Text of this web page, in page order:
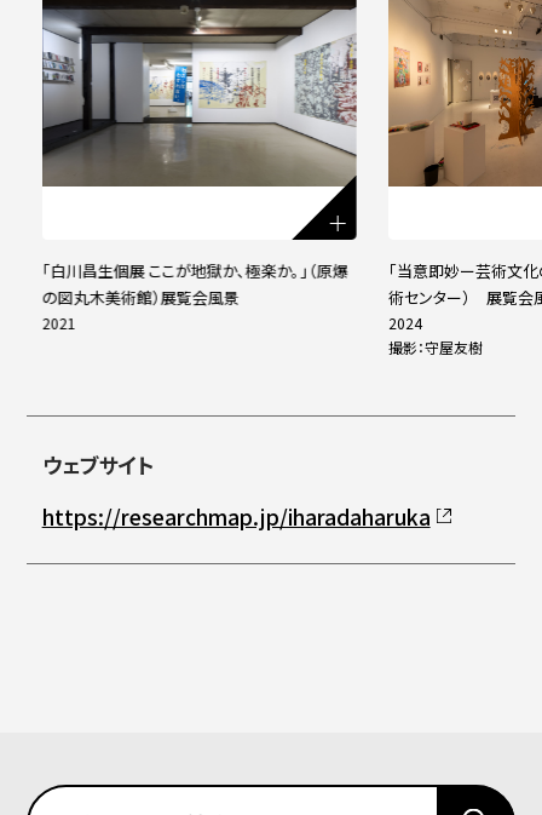
「白川昌生個展 ここが地獄か、極楽か。」（原爆
の図丸木美術館）展覧会風景
2021
「当意即妙ー芸術文
術センター） 展覧会
2024
撮影：守屋友樹
ウェブサイト
https://researchmap.jp/iharadaharuka